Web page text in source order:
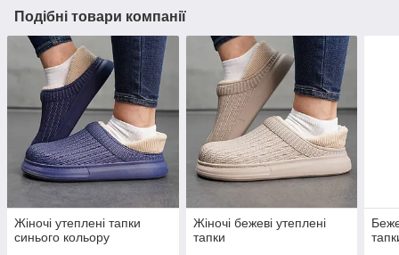
Подібні товари компанії
Жіночі утеплені тапки
синього кольору
Жіночі бежеві утеплені
тапки